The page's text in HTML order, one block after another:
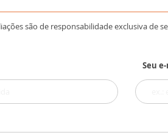
são de responsabilidade exclusiva de
Seu